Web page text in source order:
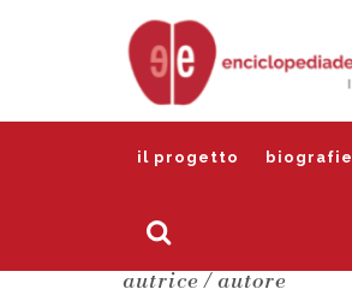
il progetto biografie
autrice / autore